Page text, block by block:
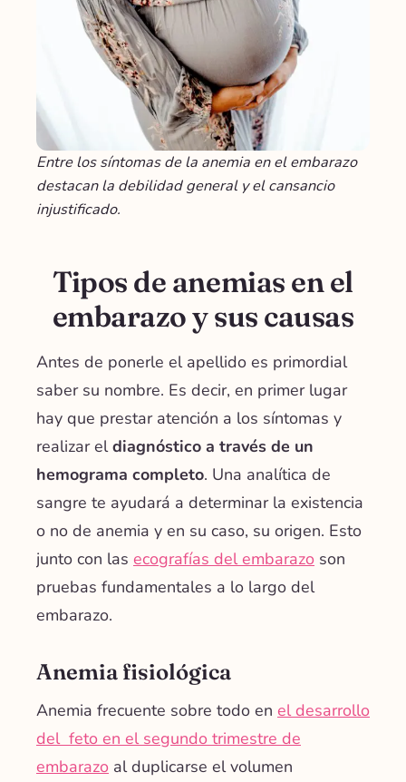
Entre los síntomas de la anemia en el embarazo
destacan la debilidad general y el cansancio
injustificado.
Tipos de anemias en el
embarazo y sus causas
Antes de ponerle el apellido es primordial
saber su nombre. Es decir, en primer lugar
hay que prestar atención a los síntomas y
realizar eldiagnóstico a través de un
hemograma completo. Una analítica de
sangre te ayudará a determinar la existencia
o no de anemia y en su caso, su origen. Esto
junto con las ecografías del embarazo son
pruebas fundamentales a lo largo del
embarazo.
Anemia fisiológica
Anemia frecuente sobre todo en el desarrollo
del feto en el segundo trimestre de
embarazo al duplicarse el volumen